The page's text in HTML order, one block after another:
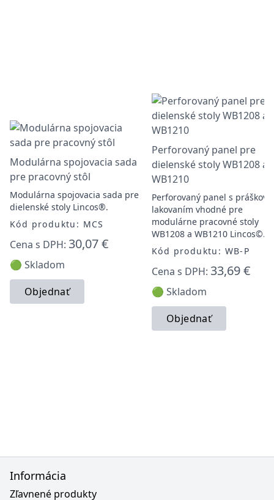
Modulárna spojovacia sada
pre pracovný stôl
Modulárna spojovacia sada pre
dielenské stoly Lincos®.
Kód produktu: MCS
Cena s DPH: 30,07 €
🟢 Skladom
Objednať
Perforovaný panel pre
dielenské stoly WB1208 a
WB1210
Perforovaný panel s
lakovaním vhodné pre
modulárne pracovné stoly
WB1208 a WB1210 Lincos©.
Kód produktu: WB-P
Cena s DPH: 33,69 €
🟢 Skladom
Objednať
Informácia
Zľavnené produkty